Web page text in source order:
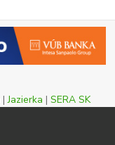
|Jazierka | SERA SK